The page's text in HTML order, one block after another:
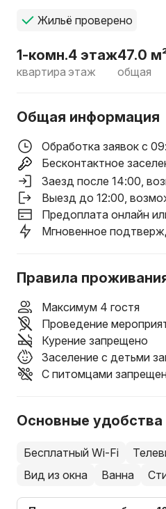
Жильё проверено
1-комн.
квартира
4 этаж
этаж
47.0
общая
Общая информация
Обработка заявок с
Бесконтактное
Заезд после 14:00 ,
Выезд до 12:00 ,
Предоплата онлайн
Мгновенное
Правила
Максимум 4 гостя
Проведение
Курение запрещено
Заселение с детьми
С питомцами
Основные удобства
Бесплатный Wi-Fi
Вид из окна
Ванна